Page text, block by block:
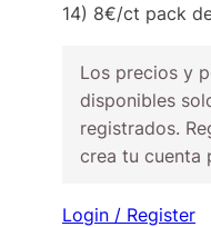
14) 8€/ct pack
Los precios y
disponibles
registrados.
crea tu cuenta
Login / Register